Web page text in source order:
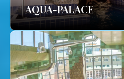
AQUA-PALACE